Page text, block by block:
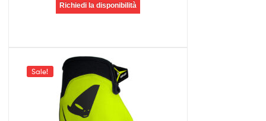
Richiedi la disponibilità
Sale!